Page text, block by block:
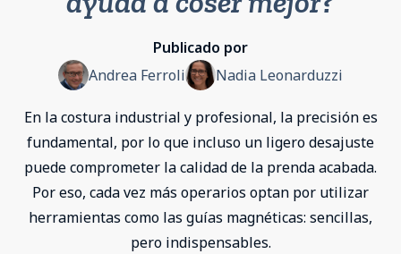
Publicado por
Andrea Ferroli
Nadia Leonarduzzi
En la costura industrial y profesional, la precisión es
fundamental, por lo que incluso un ligero desajuste
puede comprometer la calidad de la prenda acabada.
Por eso, cada vez más operarios optan por utilizar
herramientas como las guías magnéticas: sencillas,
pero indispensables.